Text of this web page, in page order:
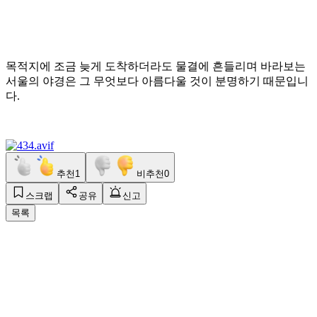
목적지에 조금 늦게 도착하더라도 물결에 흔들리며 바라보는
서울의 야경은 그 무엇보다 아름다울 것이 분명하기 때문입니
다.
추천 1 비추천0
스크랩 공유
신고
목록